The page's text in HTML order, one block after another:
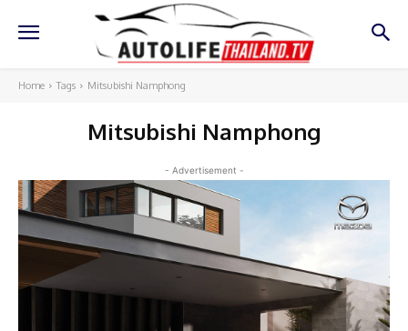
Home Tags Mitsubishi Namphong
Mitsubishi Namphong
- Advertisement -